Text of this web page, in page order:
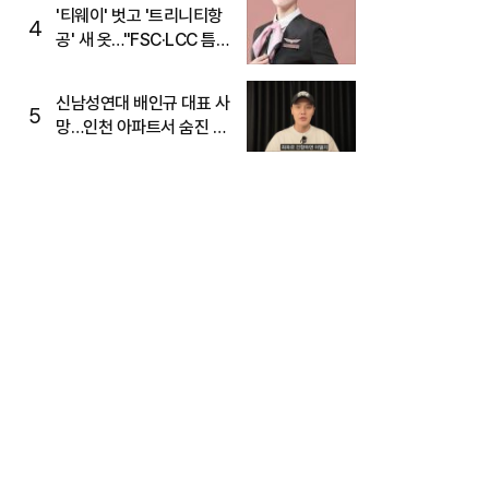
4
'티웨이' 벗고 '트리니티항
공' 새 옷…"FSC·LCC 틈
5
신남성연대 배인규 대표 사
망…인천 아파트서 숨진 채